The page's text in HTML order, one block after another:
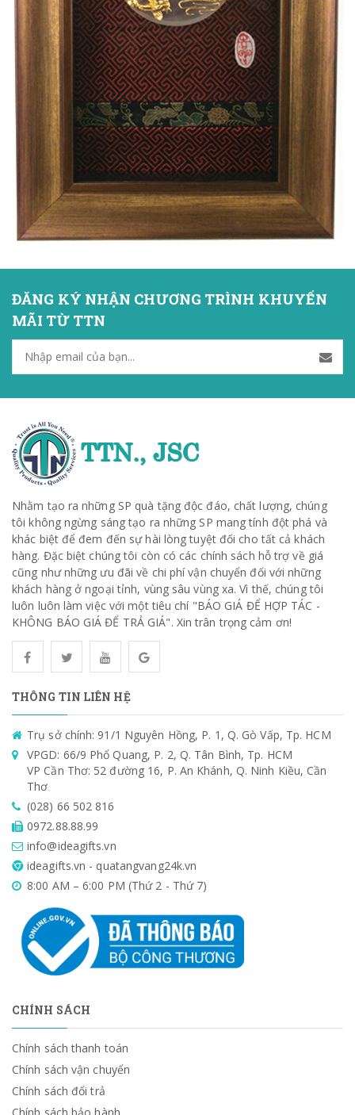
ĐĂNG KÝ NHẬN CHƯƠNG TRÌNH KHUYẾN
MÃI TỪ TTN
Nhằm tạo ra những SP quà tặng độc đáo, chất lượng, chúng
tôi không ngừng sáng tạo ra những SP mang tính đột phá và
khác biệt để đem đến sự hài lòng tuyệt đối cho tất cả khách
hàng. Đặc biệt chúng tôi còn có các chính sách hỗ trợ về giá
cũng như những ưu đãi về chi phí vận chuyển đối với những
khách hàng ở ngoại tỉnh, vùng sâu vùng xa. Vì thế, chúng tôi
luôn luôn làm việc với một tiêu chí "BÁO GIÁ ĐỂ HỢP TÁC -
KHÔNG BÁO GIÁ ĐỂ TRẢ GIÁ". Xin trân trọng cảm ơn!
THÔNG TIN LIÊN HỆ
Trụ sở chính: 91/1 Nguyên Hồng, P. 1, Q. Gò Vấp, Tp. HCM
VPGD: 66/9 Phổ Quang, P. 2, Q. Tân Bình, Tp. HCM
VP Cần Thơ: 52 đường 16, P. An Khánh, Q. Ninh Kiều, Cần
Thơ
(028) 66 502 816
0972.88.88.99
info@ideagifts.vn
ideagifts.vn - quatangvang24k.vn
8:00 AM – 6:00 PM (Thứ 2 - Thứ 7)
CHÍNH SÁCH
Chính sách thanh toán
Chính sách vận chuyển
Chính sách đổi trả